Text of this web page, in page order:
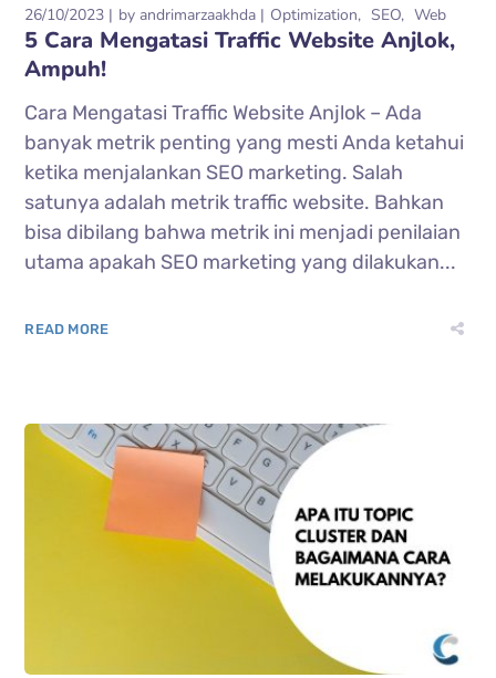
26/10/2023 by andrimarzaakhda Optimization SEO Web
5 Cara Mengatasi Traffic Website Anjlok,
Ampuh!
Cara Mengatasi Traffic Website Anjlok – Ada
banyak metrik penting yang mesti Anda ketahui
ketika menjalankan SEO marketing. Salah
satunya adalah metrik traffic website. Bahkan
bisa dibilang bahwa metrik ini menjadi penilaian
utama apakah SEO marketing yang dilakukan...
READ MORE